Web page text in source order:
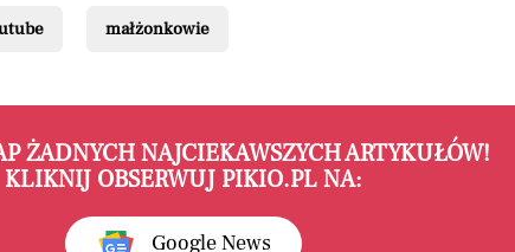
małżonkowie
ŻADNYCH NAJCIEKAWSZYCH ARTYKUŁÓW!
KLIKNIJ OBSERWUJ PIKIO.PL NA:
Google News